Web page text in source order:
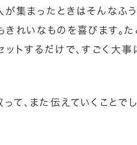
集まったときはそんなふう
れいなものを喜びます。た
トするだけで、すごく大
、また伝えていくことでし